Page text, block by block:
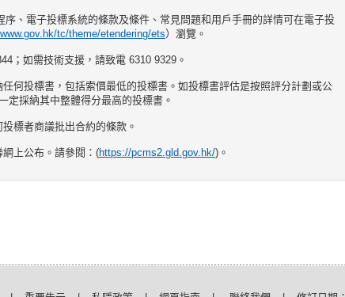
、電子投標系統的條款及條件、常見問題和用戶手冊的詳情可在電子投
tc/theme/etendering/ets）瀏覽。
；如需技術支援，請致電 6310 9329。
何投標書，包括索價最低的投標書。如投標書評估是按照評分計劃或公
定採納其中整體得分最高的投標書。
標者商議批出合約的條款。
上公布。請參閱：(https://pcms2.gld.gov.hk/)。